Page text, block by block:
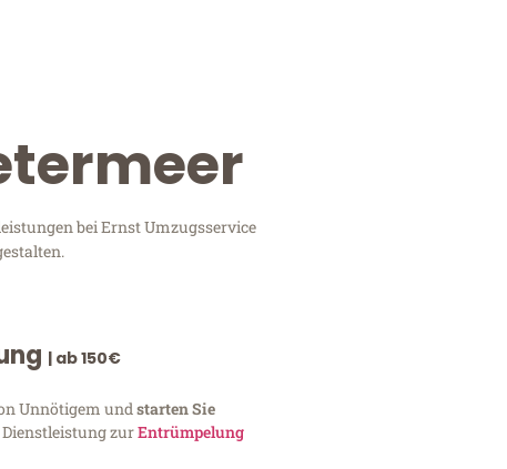
bei Ernst Umzugsservice
| ab 150€
Unnötigem und starten Sie
zurEntrümpelung